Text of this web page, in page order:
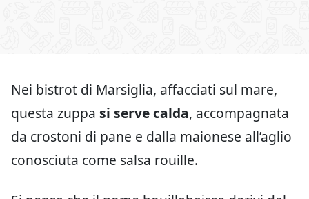
Nei bistrot di Marsiglia, affacciati sul mare,
questa zuppa si serve calda, accompagnata
da crostoni di pane e dalla maionese all’aglio
conosciuta come salsa rouille.